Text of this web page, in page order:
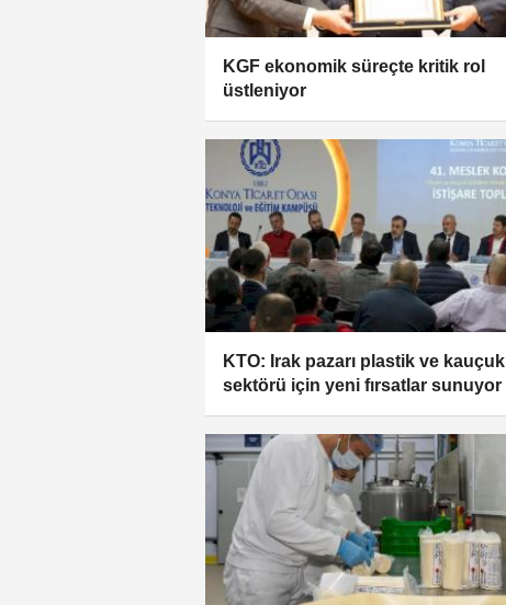
KGF ekonomik süreçte kritik rol
üstleniyor
KTO: Irak pazarı plastik ve kauçuk
sektörü için yeni fırsatlar sunuyor